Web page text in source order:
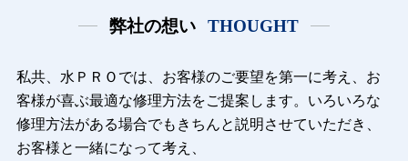
弊社の想い THOUGHT
私共、水ＰＲＯでは、お客様のご要望を第一に考え、お
客様が喜ぶ最適な修理方法をご提案します。いろいろな
修理方法がある場合でもきちんと説明させていただき、
お客様と一緒になって考え、